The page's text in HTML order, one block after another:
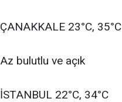
ÇANAKKALE 23°C, 35°C
Az bulutlu ve açık
İSTANBUL 22°C, 34°C